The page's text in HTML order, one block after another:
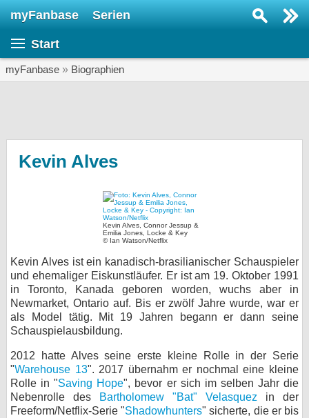
myFanbase Serien
Start
myFanbase » Biographien
Kevin Alves
Kevin Alves, Connor Jessup &
Emilia Jones, Locke & Key
© Ian Watson/Netflix
Kevin Alves ist ein kanadisch-brasilianischer Schauspieler
und ehemaliger Eiskunstläufer. Er ist am 19. Oktober 1991
in Toronto, Kanada geboren worden, wuchs aber in
Newmarket, Ontario auf. Bis er zwölf Jahre wurde, war er
als Model tätig. Mit 19 Jahren begann er dann seine
Schauspielausbildung.
2012 hatte Alves seine erste kleine Rolle in der Serie
"Warehouse 13". 2017 übernahm er nochmal eine kleine
Rolle in "Saving Hope", bevor er sich im selben Jahr die
Nebenrolle des
Bartholomew "Bat" Velasquez in der
Freeform/Netflix-Serie "Shadowhunters" sicherte, die er bis
KULTUR
Specials
SERVICE
Gewinnspiele
Forum
bei Facebook
Kontakt